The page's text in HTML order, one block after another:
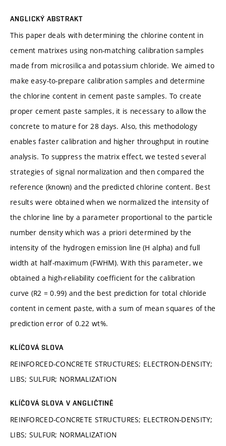
ANGLICKÝ ABSTRAKT
This paper deals with determining the chlorine content in
cement matrixes using non-matching calibration samples
made from microsilica and potassium chloride. We aimed to
make easy-to-prepare calibration samples and determine
the chlorine content in cement paste samples. To create
proper cement paste samples, it is necessary to allow the
concrete to mature for 28 days. Also, this methodology
enables faster calibration and higher throughput in routine
analysis. To suppress the matrix effect, we tested several
strategies of signal normalization and then compared the
reference (known) and the predicted chlorine content. Best
results were obtained when we normalized the intensity of
the chlorine line by a parameter proportional to the particle
number density which was a priori determined by the
intensity of the hydrogen emission line (H alpha) and full
width at half-maximum (FWHM). With this parameter, we
obtained a high-reliability coefficient for the calibration
curve (R2 = 0.99) and the best prediction for total chloride
content in cement paste, with a sum of mean squares of the
prediction error of 0.22 wt%.
KLÍČOVÁ SLOVA
REINFORCED-CONCRETE STRUCTURES; ELECTRON-DENSITY;
LIBS; SULFUR; NORMALIZATION
KLÍČOVÁ SLOVA V ANGLIČTINĚ
REINFORCED-CONCRETE STRUCTURES; ELECTRON-DENSITY;
LIBS; SULFUR; NORMALIZATION